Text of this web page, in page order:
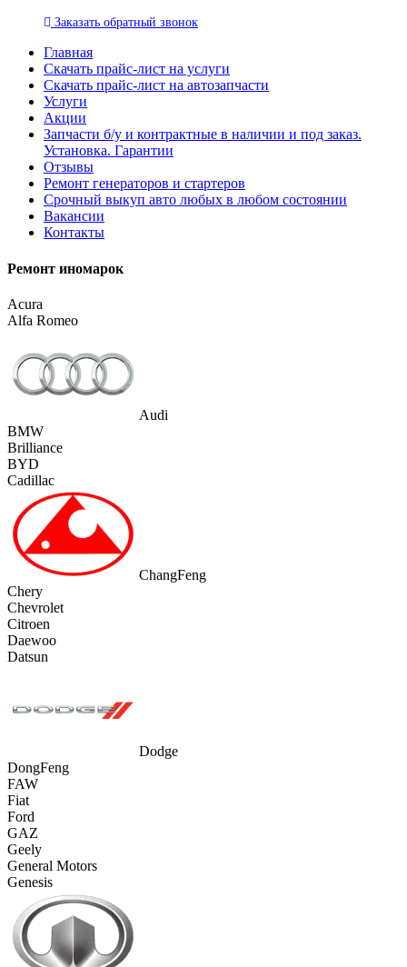
Заказать обратный звонок
Главная
Скачать прайс-лист на услуги
Скачать прайс-лист на автозапчасти
Услуги
Акции
Запчасти б/у и контрактные в наличии и под заказ.
Установка. Гарантии
Отзывы
Ремонт генераторов и стартеров
Cрочный выкуп авто любых в любом состоянии
Вакансии
Контакты
Ремонт иномарок
Acura
Alfa Romeo
Audi
BMW
Brilliance
BYD
Cadillac
ChangFeng
Chery
Chevrolet
Citroen
Daewoo
Datsun
Dodge
DongFeng
FAW
Fiat
Ford
GAZ
Geely
General Motors
Genesis